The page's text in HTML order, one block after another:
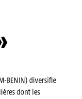
BENIN) diversifie
dont les